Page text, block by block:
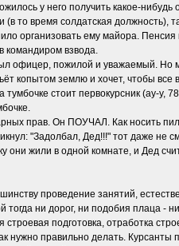
у него получить какое-нибудь
то время солдатская должность),
организовать ему майора.
командиром взвода.
офицер, пожилой и уважаемый. Но
копытом землю и хочет, чтобы все
стоит первокурсник (ау-у,
прав. Он ПОУЧАЛ. Как носить
"Задолбал, Дед!!!" тот даже не
они жили в одной комнате, и Дед
проведение занятий,
тогда ни дорог, ни подобия плаца -
подготовка, отработка
нужно правильно делать. Курсанты